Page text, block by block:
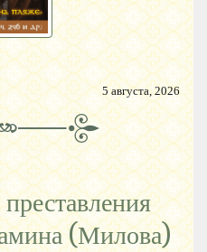
5 августа, 2026
(Милова)